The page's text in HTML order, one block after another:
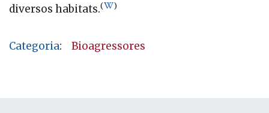
diversos habitats.( )
Categoria: Bioagressores